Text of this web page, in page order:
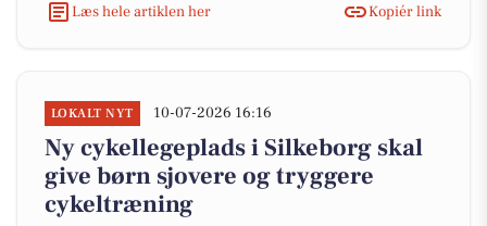
Læs hele artiklen her
Kopiér link
LOKALT NYT 10-07-2026 16:16
Ny cykellegeplads i Silkeborg skal
give børn sjovere og tryggere
cykeltræning